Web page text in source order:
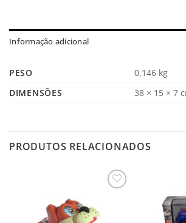
Informação adicional
PESO
0,146 kg
DIMENSÕES
38 × 15 × 7
PRODUTOS RELACIONADOS